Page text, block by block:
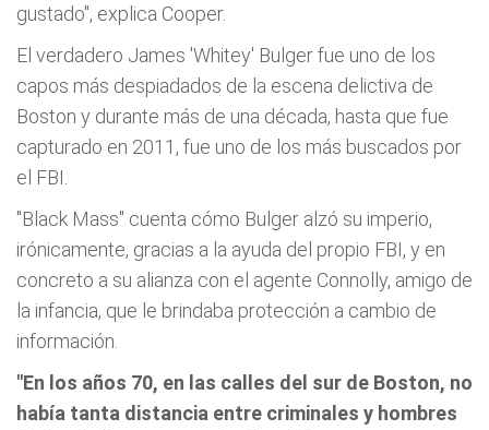
gustado", explica Cooper.
El verdadero James 'Whitey' Bulger fue uno de los
capos más despiadados de la escena delictiva de
Boston y durante más de una década, hasta que fue
capturado en 2011, fue uno de los más buscados por
el FBI.
"Black Mass" cuenta cómo Bulger alzó su imperio,
irónicamente, gracias a la ayuda del propio FBI, y en
concreto a su alianza con el agente Connolly, amigo de
la infancia, que le brindaba protección a cambio de
información.
"En los años 70, en las calles del sur de Boston, no
había tanta distancia entre criminales y hombres